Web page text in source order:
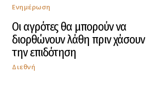
Ενημέρωση
Οι αγρότες θα μπορούν να
διορθώνουν λάθη πριν χάσουν
την επιδότηση
Διεθνή